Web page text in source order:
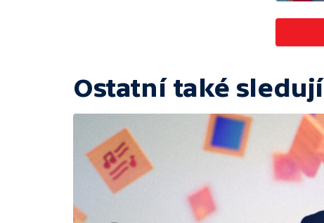
Ostatní také sledují